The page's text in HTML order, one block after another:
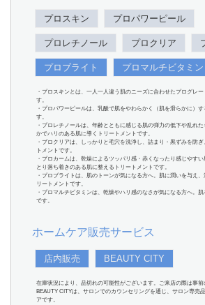
プロスキン プロパワーピール
プロレチノール プロクリア
プロブライト プロマルチビタミン
・プロスキンとは、一人一人違う肌のニーズに合わせたプログレ
す。
・プロパワーピールは、乳酸で肌をやわらかく（肌を滑らかに）
す。
・プロレチノールは、年齢とともに感じる肌の弾力の低下や乱れ
かでハリのある肌に導くトリートメントです。
・プロクリアは、しっかりと毛穴を洗浄し、詰まり・黒ずみを防
トメントです。
・プロカームは、乾燥によるツッパリ感・赤くなったり感じやす
とり落ち着きのある肌に整えるトリートメントです。
・プロブライトは、肌のトーンが気になる方へ。肌に潤いを与え
リートメントです。
・プロマルチビタミンは、乾燥やハリ感のなさが気になる方へ。
です。
ホームケア販売サービス
店内販売 BEAUTY CITY
在庫状況により、品切れの可能性がございます。ご来店の際は事前
BEAUTY CITYは、サロンでのカウンセリングを通じ、サロン専売
アです。